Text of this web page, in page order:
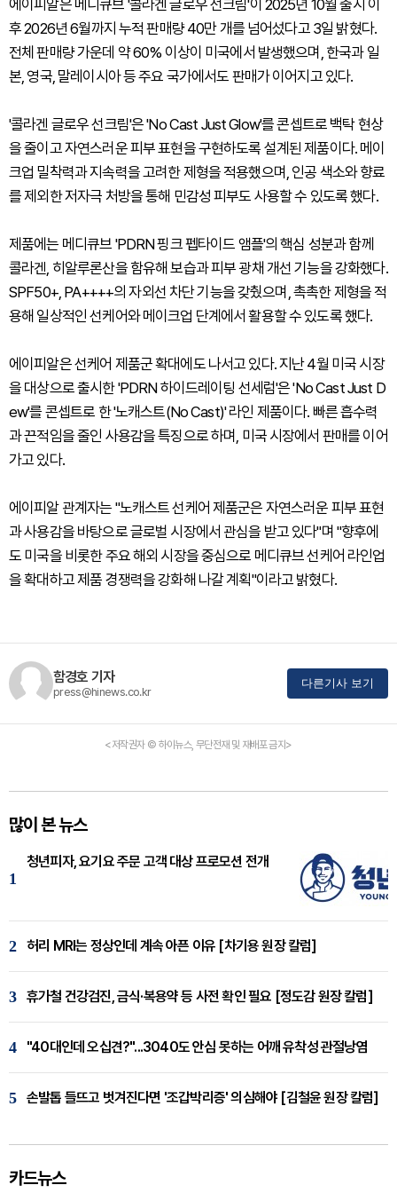
에이피알은 메디큐브 '콜라겐 글로우 선크림'이 2025년 10월 출시 이
후 2026년 6월까지 누적 판매량 40만 개를 넘어섰다고 3일 밝혔다.
전체 판매량 가운데 약 60% 이상이 미국에서 발생했으며, 한국과 일
본, 영국, 말레이시아 등 주요 국가에서도 판매가 이어지고 있다.
'콜라겐 글로우 선크림'은 'No Cast Just Glow'를 콘셉트로 백탁 현상
을 줄이고 자연스러운 피부 표현을 구현하도록 설계된 제품이다. 메이
크업 밀착력과 지속력을 고려한 제형을 적용했으며, 인공 색소와 향료
를 제외한 저자극 처방을 통해 민감성 피부도 사용할 수 있도록 했다.
제품에는 메디큐브 'PDRN 핑크 펩타이드 앰플'의 핵심 성분과 함께
콜라겐, 히알루론산을 함유해 보습과 피부 광채 개선 기능을 강화했다.
SPF50+, PA++++의 자외선 차단 기능을 갖췄으며, 촉촉한 제형을 적
용해 일상적인 선케어와 메이크업 단계에서 활용할 수 있도록 했다.
에이피알은 선케어 제품군 확대에도 나서고 있다. 지난 4월 미국 시장
을 대상으로 출시한 'PDRN 하이드레이팅 선세럼'은 'No Cast Just D
ew'를 콘셉트로 한 '노캐스트(No Cast)' 라인 제품이다. 빠른 흡수력
과 끈적임을 줄인 사용감을 특징으로 하며, 미국 시장에서 판매를 이어
가고 있다.
에이피알 관계자는 "노캐스트 선케어 제품군은 자연스러운 피부 표현
과 사용감을 바탕으로 글로벌 시장에서 관심을 받고 있다"며 "향후에
도 미국을 비롯한 주요 해외 시장을 중심으로 메디큐브 선케어 라인업
을 확대하고 제품 경쟁력을 강화해 나갈 계획"이라고 밝혔다.
함경호 기자
press@hinews.co.kr
다른기사 보기
<저작권자 © 하이뉴스, 무단전재 및 재배포 금지>
많이 본 뉴스
1
청년피자, 요기요 주문 고객 대상 프로모션 전개
2 허리 MRI는 정상인데 계속 아픈 이유 [차기용 원장 칼럼]
3 휴가철 건강검진, 금식·복용약 등 사전 확인 필요 [정도감 원장 칼럼]
4 "40대인데 오십견?"...3040도 안심 못하는 어깨 유착성 관절낭염
5 손발톱 들뜨고 벗겨진다면 '조갑박리증' 의심해야 [김철윤 원장 칼럼]
카드뉴스